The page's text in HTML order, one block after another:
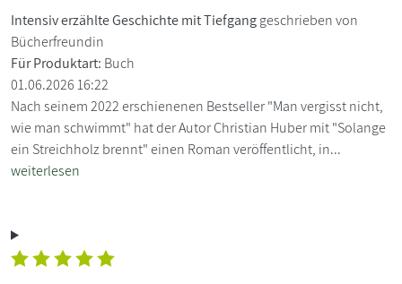
Intensiv erzählte Geschichte mit Tiefganggeschrieben von
Bücherfreundin
Für Produktart: Buch
01.06.2026 16:22
Nach seinem 2022 erschienenen Bestseller "Man vergisst nicht,
wie man schwimmt" hat der Autor Christian Huber mit "Solange
ein Streichholz brennt" einen Roman veröffentlicht, in...
weiterlesen